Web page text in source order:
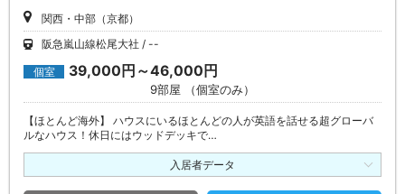
関西・中部（京都）
阪急嵐山線松尾大社
--
個室 39,000円～46,000円
9部屋 （個室のみ）
【ほとんど海外】 ハウスにいるほとんどの人が英語を話せる超グローバ
ルなハウス！休日にはウッドデッキで…
入居者データ